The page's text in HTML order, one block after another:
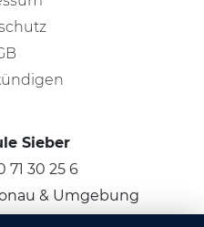
Sieber
71 30 25 6
& Umgebung